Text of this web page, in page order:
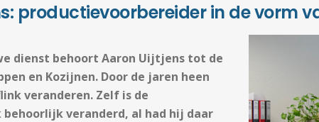
productievoorbereider in de vorm
dienst behoort Aaron Uijtjens tot de
en Kozijnen. Door de jaren heen
veranderen. Zelf is de
veranderd, al had hij daar